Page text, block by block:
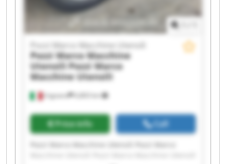
Urgnano 6,803 km
Pozzi Marco Macchine Utensili
Pozzi Marco Macchine
Utensili Pozzi Marco
Macchine Utensili
Price info Call
Pozzi Marco Macchine Utensili Pozzi Marco